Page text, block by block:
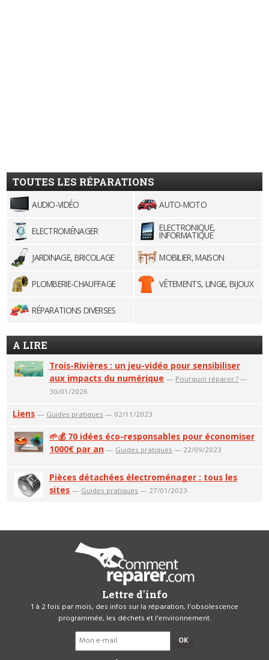
TOUTES LES RÉPARATIONS
AUDIO-VIDÉO AUTO-MOTO
ELECTROMÉNAGER ELECTRONIQUE,
INFORMATIQUE
JARDINAGE, BRICOLAGE
MOBILIER, MAISON
PLOMBERIE-CHAUFFAGE VÊTEMENTS, LINGE, BIJOUX
RÉPARATIONS DIVERSES
A LIRE
Trois-Rivières : un jeu-vidéo pour sensibiliser
aux impacts du numérique — Pourquoi réparer ? —
30/01/2026
Liens — Guides pratiques — 02/11/2023
🌱💰 70 idées éco-responsables pour économiser
1000€ par an — Guides pratiques — 22/09/2023
Pièces détachées électroménager : tous les
sites — Guides pratiques — 27/01/2023
Lettre d'info
1 à 2 fois par mois, des infos sur la réparation, l'obsolescence
programmée, les déchets et l'environnement.
OK